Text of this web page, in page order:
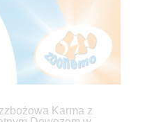
Karma z